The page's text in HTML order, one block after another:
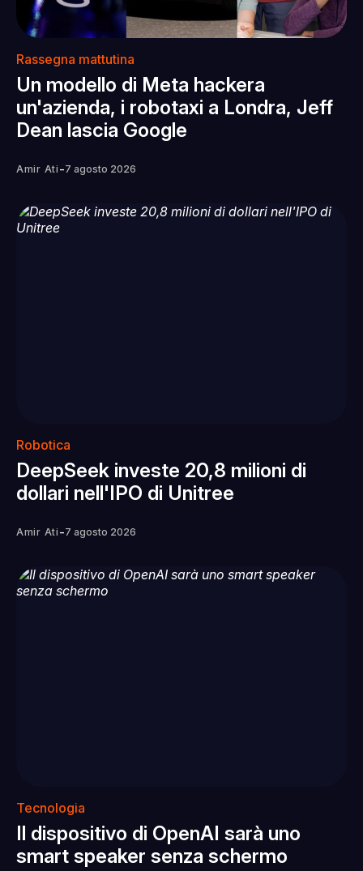
Rassegna mattutina
Un modello di Meta hackera
un'azienda, i robotaxi a Londra, Jeff
Dean lascia Google
Amir Ati -7 agosto 2026
Robotica
DeepSeek investe 20,8 milioni di
dollari nell'IPO di Unitree
Amir Ati -7 agosto 2026
Tecnologia
Il dispositivo di OpenAI sarà uno
smart speaker senza schermo